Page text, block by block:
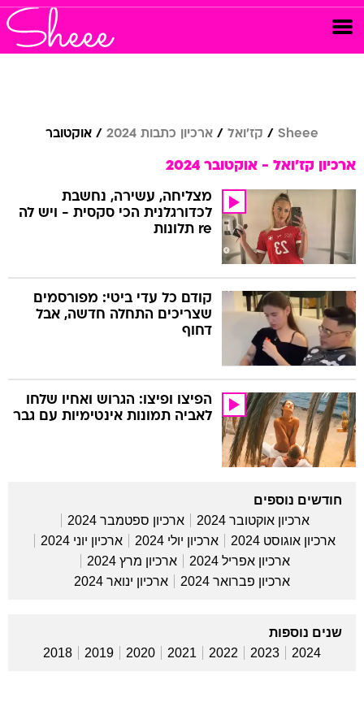
Sheee קז'ואל ארכיון כתבות 2024 אוקטובר
ארכיון קז'ואל - אוקטובר 2024
מצליחה, עשירה, נחשבת
לכדורגלנית הכי סקסית - ויש לה
re תלונות
קודם כל עדי ביטי: מפורסמים
שצריכים התחלה חדשה, אבל
דחוף
הפיצו ופיצו: הגרוש ואחיו שלחו
לאביה תמונות אינטימיות עם גבר
חודשים נוספים
ארכיון אוקטובר 2024
ארכיון ספטמבר 2024
ארכיון אוגוסט 2024
ארכיון יולי 2024
ארכיון יוני 2024
ארכיון אפריל 2024
ארכיון מרץ 2024
ארכיון פברואר 2024
ארכיון ינואר 2024
שנים נוספות
2024
2023
2022
2021
2020
2019
2018